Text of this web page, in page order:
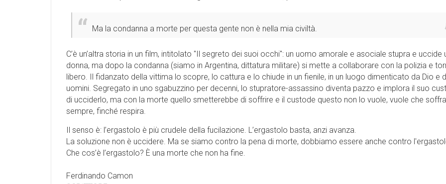
Ma la condanna a morte per questa gente non è nella mia civiltà.
C’è un’altra storia in un film, intitolato ''Il segreto dei suoi occhi": un uomo amorale e asociale stupra e uccide
donna, ma dopo la condanna (siamo in Argentina, dittatura militare) si mette a collaborare con la polizia e
libero. Il fidanzato della vittima lo scopre, lo cattura e lo chiude in un fienile, in un luogo dimenticato da Dio e
uomini. Segregato in uno sgabuzzino per decenni, lo stupratore-assassino diventa pazzo e implora il suo
di ucciderlo, ma con la morte quello smetterebbe di soffrire e il custode questo non lo vuole, vuole che
sempre, finché respira.
Il senso è: l’ergastolo è più crudele della fucilazione. L’ergastolo basta, anzi avanza.
La soluzione non è uccidere. Ma se siamo contro la pena di morte, dobbiamo essere anche contro
Che cos’è l’ergastolo? È una morte che non ha fine.
Ferdinando Camon